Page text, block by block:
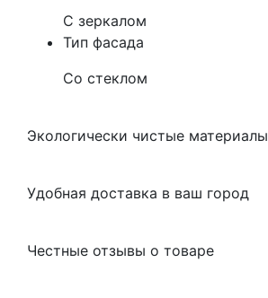
С зеркалом
Тип фасада
Со стеклом
Экологически чистые материалы
Удобная доставка в ваш город
Честные отзывы о товаре